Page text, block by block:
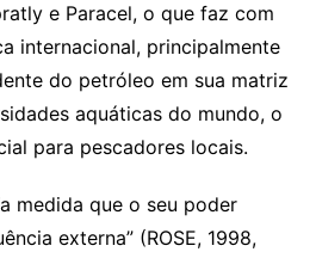
e Paracel, o que faz com
internacional, principalmente
do petróleo em sua matriz
aquáticas do mundo, o
para pescadores locais.
medida que o seu poder
externa” (ROSE, 1998,